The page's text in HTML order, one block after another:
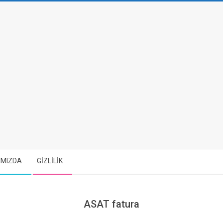
GİZLİLİK
ASAT fatura